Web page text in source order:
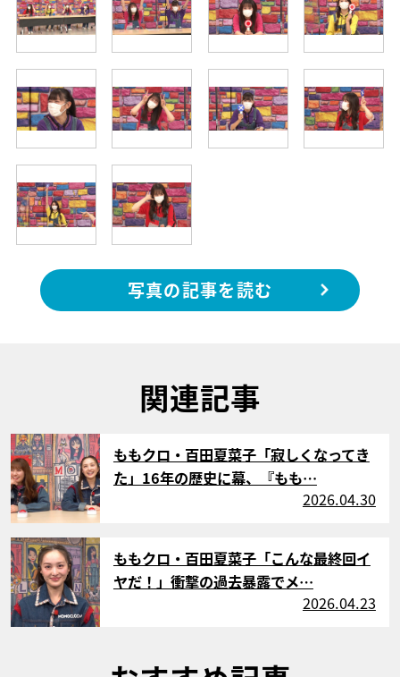
写真の記事を読む
関連記事
サムネイル
ももクロ・百田夏菜子「寂しくなってき
た」16年の歴史に幕、『もも…
2026.04.30
サムネイル
ももクロ・百田夏菜子「こんな最終回イ
ヤだ！」衝撃の過去暴露でメ…
2026.04.23